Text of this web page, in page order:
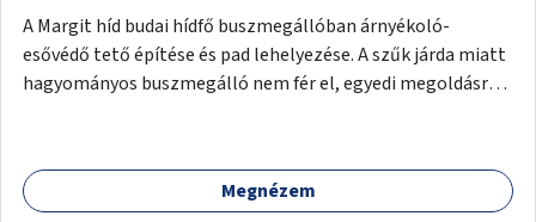
A Margit híd budai hídfő buszmegállóban árnyékoló-
esővédő tető építése és pad lehelyezése. A szűk járda miatt
hagyományos buszmegálló nem fér el, egyedi megoldásra
Megnézem